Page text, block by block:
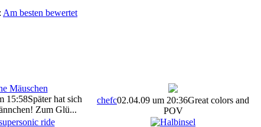
: Am besten bewertet
15:58Später hat sich
Zum Glü...
chefc02.04.09 um 20:36Great colors and
POV